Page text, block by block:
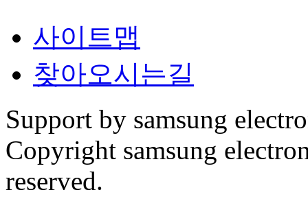
사이트맵
찾아오시는길
Support by samsung
Copyright samsung
reserved.